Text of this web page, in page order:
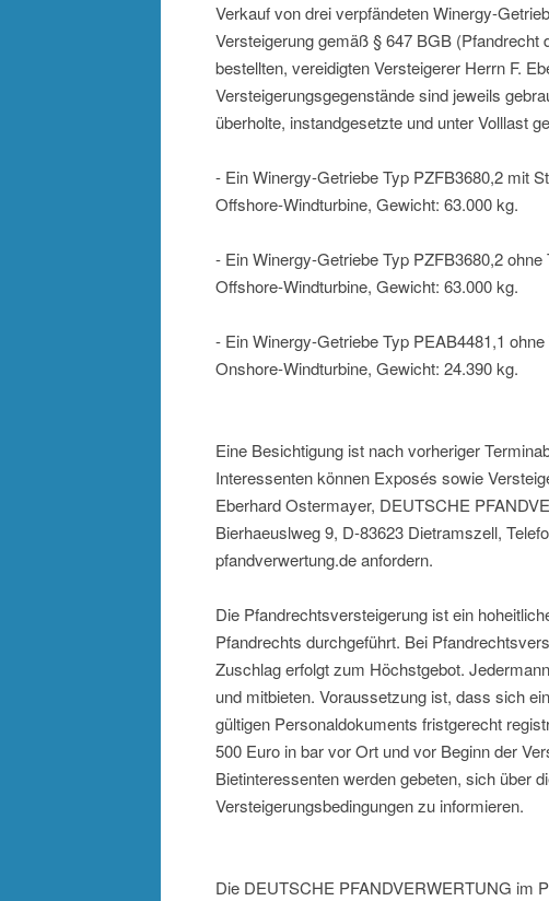
Verkauf von drei verpfändeten Winergy-
Versteigerung gemäß § 647 BGB
bestellten, vereidigten Versteigerer Herrn F.
Versteigerungsgegenstände sind jeweils
überholte, instandgesetzte und unter Volllast
- Ein Winergy-Getriebe Typ PZFB3680,2 mit
Offshore-Windturbine, Gewicht: 63.000 kg.
- Ein Winergy-Getriebe Typ PZFB3680,2
Offshore-Windturbine, Gewicht: 63.000 kg.
- Ein Winergy-Getriebe Typ PEAB4481,1
Onshore-Windturbine, Gewicht: 24.390 kg.
Eine Besichtigung ist nach vorheriger
Interessenten können Exposés sowie
Eberhard Ostermayer, DEUTSCHE
Bierhaeuslweg 9, D-83623 Dietramszell,
pfandverwertung.de anfordern.
Die Pfandrechtsversteigerung ist ein
Pfandrechts durchgeführt. Bei
Zuschlag erfolgt zum Höchstgebot.
und mitbieten. Voraussetzung ist, dass sich
gültigen Personaldokuments fristgerecht
500 Euro in bar vor Ort und vor Beginn der
Bietinteressenten werden gebeten, sich über
Versteigerungsbedingungen zu informieren.
Die DEUTSCHE PFANDVERWERTUNG im